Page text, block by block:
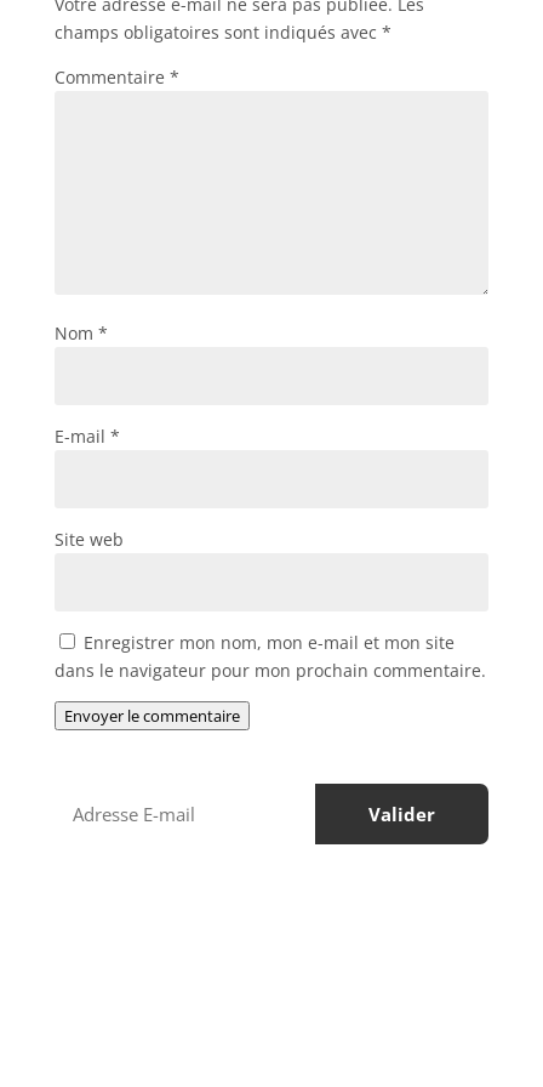
champs obligatoires sont indiqués avec *
Commentaire *
Nom *
E-mail *
Site web
Enregistrer mon nom, mon e-mail et mon site
dans le navigateur pour mon prochain commentaire.
Envoyer le commentaire